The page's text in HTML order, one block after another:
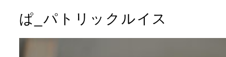
ぱ_パトリックルイス